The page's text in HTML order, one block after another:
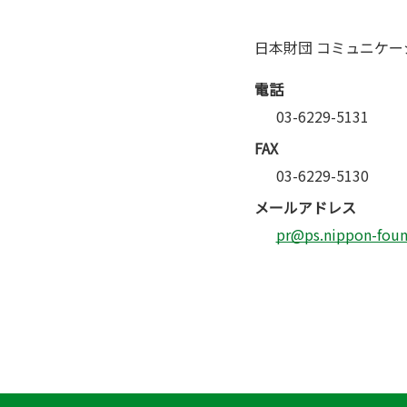
日本財団 コミュニケ
電話
03-6229-5131
FAX
03-6229-5130
メールアドレス
pr@ps.nippon-